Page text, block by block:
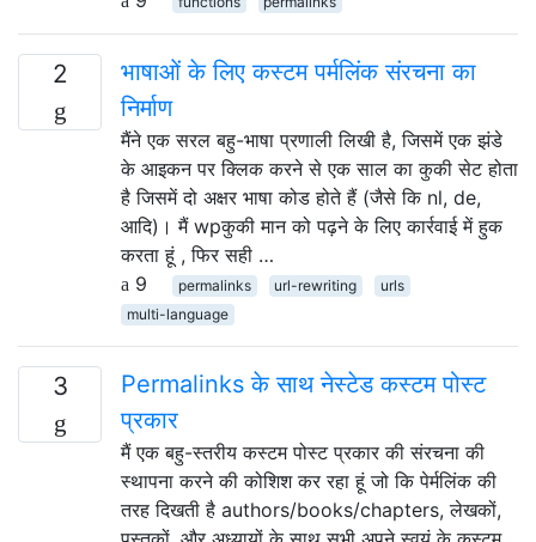
2
भाषाओं के लिए कस्टम पर्मलिंक संरचना का
निर्माण
मैंने एक सरल बहु-भाषा प्रणाली लिखी है, जिसमें एक झंडे
के आइकन पर क्लिक करने से एक साल का कुकी सेट होता
है जिसमें दो अक्षर भाषा कोड होते हैं (जैसे कि nl, de,
आदि)। मैं wpकुकी मान को पढ़ने के लिए कार्रवाई में हुक
करता हूं , फिर सही …
9
permalinks url-rewriting
urls
multi-language
3
Permalinks के साथ नेस्टेड कस्टम पोस्ट
प्रकार
मैं एक बहु-स्तरीय कस्टम पोस्ट प्रकार की संरचना की
स्थापना करने की कोशिश कर रहा हूं जो कि पेर्मलिंक की
तरह दिखती है authors/books/chapters, लेखकों,